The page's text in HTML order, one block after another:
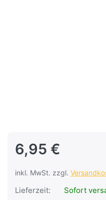
6,95 €
inkl. MwSt. zzgl.
Lieferzeit: Sofort